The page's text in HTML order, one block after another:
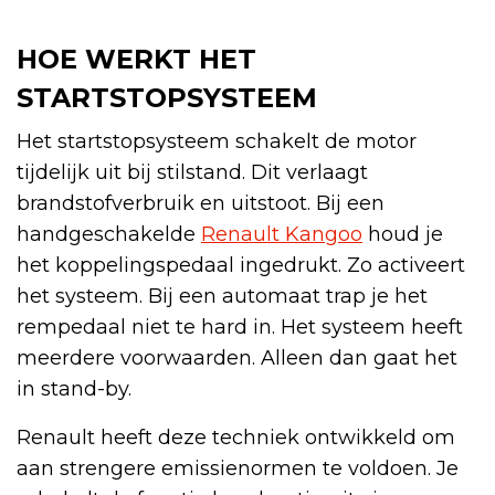
HOE WERKT HET
STARTSTOPSYSTEEM
Het startstopsysteem schakelt de motor
tijdelijk uit bij stilstand. Dit verlaagt
brandstofverbruik en uitstoot. Bij een
handgeschakelde Renault Kangoo houd je
het koppelingspedaal ingedrukt. Zo activeert
het systeem. Bij een automaat trap je het
rempedaal niet te hard in. Het systeem heeft
meerdere voorwaarden. Alleen dan gaat het
in stand-by.
Renault heeft deze techniek ontwikkeld om
aan strengere emissienormen te voldoen. Je